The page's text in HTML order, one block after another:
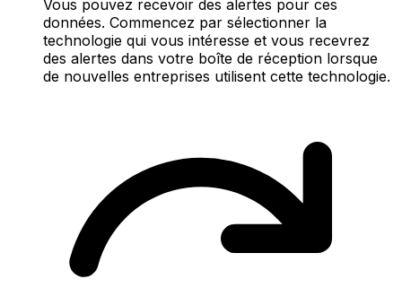
Vous pouvez recevoir des alertes pour ces
données. Commencez par sélectionner la
technologie qui vous intéresse et vous recevrez
des alertes dans votre boîte de réception lorsque
de nouvelles entreprises utilisent cette technologie.